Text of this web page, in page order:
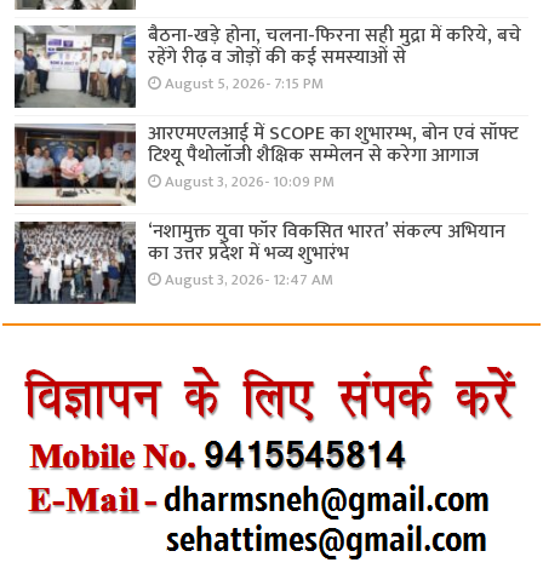
बैठना-खड़े होना, चलना-फिरना सही मुद्रा में करिये, बचे
रहेंगे रीढ़ व जोड़ों की कई समस्याओं से
August 5, 2026- 7:15 PM
आरएमएलआई में SCOPE का शुभारम्भ, बोन एवं सॉफ्ट
टिश्यू पैथोलॉजी शैक्षिक सम्मेलन से करेगा आगाज
August 3, 2026- 10:09 PM
‘नशामुक्त युवा फॉर विकसित भारत’ संकल्प अभियान
का उत्तर प्रदेश में भव्य शुभारंभ
August 3, 2026- 12:47 AM